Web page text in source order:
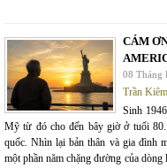
CÁM
08 Tháng
Trần
Sinh
Mỹ từ đó cho đến bây giờ ở tuổi
quốc. Nhìn lại bản thân và gia đình
một phần năm chặng đường của